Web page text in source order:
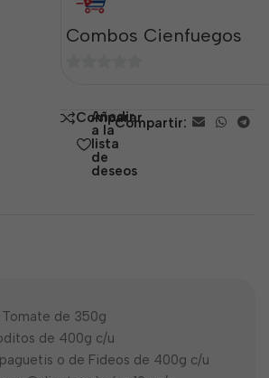
Combos Cienfuegos
5 Comparar
Añadir
a la
lista
de
deseos
Compartir:
Tomate de 350g
de 400g c/u
o de Fideos de 400g c/u